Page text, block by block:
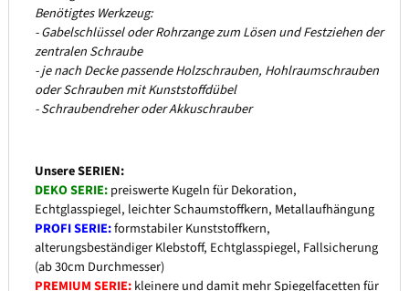
Benötigtes Werkzeug:
- Gabelschlüssel oder Rohrzange zum Lösen und Festziehen der
zentralen Schraube
- je nach Decke passende Holzschrauben, Hohlraumschrauben
oder Schrauben mit Kunststoffdübel
- Schraubendreher oder Akkuschrauber
Unsere SERIEN:
DEKO SERIE:preiswerte Kugeln für Dekoration,
Echtglasspiegel, leichter Schaumstoffkern, Metallaufhängung
PROFI SERIE:formstabiler Kunststoffkern,
alterungsbeständiger Klebstoff, Echtglasspiegel, Fallsicherung
(ab 30cm Durchmesser)
PREMIUM SERIE:kleinere und damit mehr Spiegelfacetten für